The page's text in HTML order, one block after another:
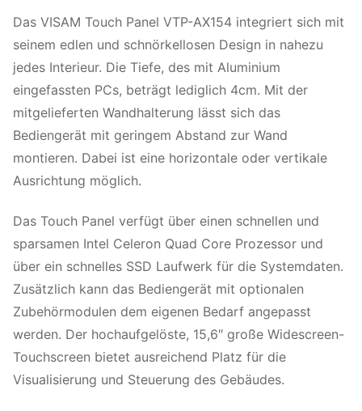
Das VISAM Touch Panel VTP-AX154 integriert sich mit
seinem edlen und schnörkellosen Design in nahezu
jedes Interieur. Die Tiefe, des mit Aluminium
eingefassten PCs, beträgt lediglich 4cm. Mit der
mitgelieferten Wandhalterung lässt sich das
Bediengerät mit geringem Abstand zur Wand
montieren. Dabei ist eine horizontale oder vertikale
Ausrichtung möglich.
Das Touch Panel verfügt über einen schnellen und
sparsamen Intel Celeron Quad Core Prozessor und
über ein schnelles SSD Laufwerk für die Systemdaten.
Zusätzlich kann das Bediengerät mit optionalen
Zubehörmodulen dem eigenen Bedarf angepasst
werden. Der hochaufgelöste, 15,6″ große Widescreen-
Touchscreen bietet ausreichend Platz für die
Visualisierung und Steuerung des Gebäudes.